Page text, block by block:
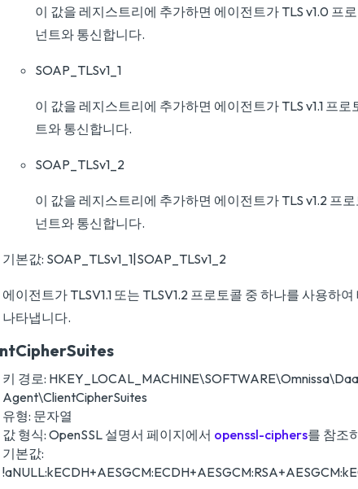
이 값을 레지스트리에 추가하면 에이전트가 TLS v1.0 프
넌트와 통신합니다.
SOAP_TLSv1_1
이 값을 레지스트리에 추가하면 에이전트가 TLS v1.1 프
트와 통신합니다.
SOAP_TLSv1_2
이 값을 레지스트리에 추가하면 에이전트가 TLS v1.2 프
넌트와 통신합니다.
기본값: SOAP_TLSv1_1|SOAP_TLSv1_2
에이전트가 TLSV1.1 또는 TLSV1.2 프로토콜 중 하나를 사용하
나타냅니다.
키 경로:
Agent\ClientCipherSuites
유형: 문자열
값 형식: OpenSSL 설명서 페이지에서 openssl-ciphers를 참조
기본값: